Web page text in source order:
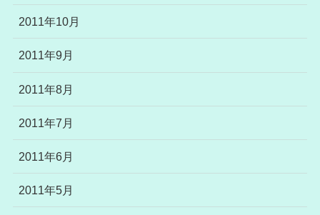
2011年10月
2011年9月
2011年8月
2011年7月
2011年6月
2011年5月